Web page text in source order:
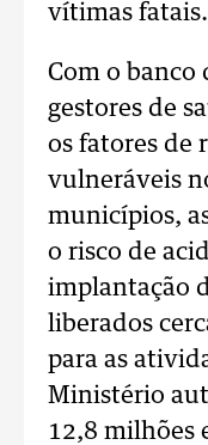
vítimas fatais.
Com o banco
gestores de
os fatores de
vulneráveis
municípios,
o risco de
implantação
liberados
para as
Ministério
12,8 milhões